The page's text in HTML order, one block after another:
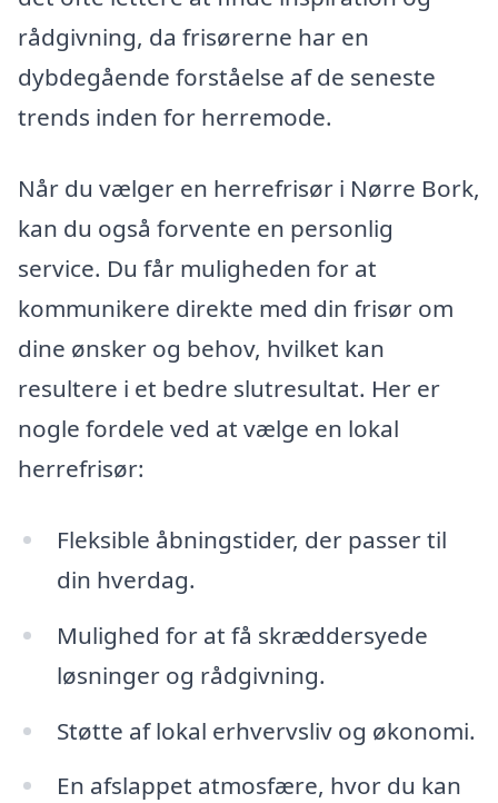
rådgivning, da frisørerne har en
dybdegående forståelse af de seneste
trends inden for herremode.
Når du vælger en herrefrisør i Nørre Bork,
kan du også forvente en personlig
service. Du får muligheden for at
kommunikere direkte med din frisør om
dine ønsker og behov, hvilket kan
resultere i et bedre slutresultat. Her er
nogle fordele ved at vælge en lokal
herrefrisør:
Fleksible åbningstider, der passer til
din hverdag.
Mulighed for at få skræddersyede
løsninger og rådgivning.
Støtte af lokal erhvervsliv og økonomi.
En afslappet atmosfære, hvor du kan